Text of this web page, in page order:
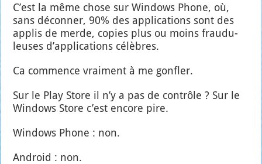
C’est la même chose sur Win­dows Phone, où,
sans décon­ner, 90% des appli­ca­tions sont des
applis de merde, copies plus ou moins frau­du­
leuses d’ap­pli­ca­tions célèbres.
Ca com­mence vrai­ment à me gon­fler.
Sur le Play Store il n’y a pas de contrôle ? Sur le
Win­dows Store c’est encore pire.
Win­dows Phone : non.
Android : non.